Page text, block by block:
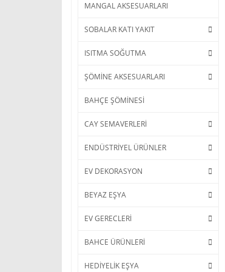
MANGAL AKSESUARLARI
SOBALAR KATI YAKIT
ISITMA SOĞUTMA
ŞÖMİNE AKSESUARLARI
BAHÇE ŞÖMİNESİ
CAY SEMAVERLERİ
ENDÜSTRİYEL ÜRÜNLER
EV DEKORASYON
BEYAZ EŞYA
EV GERECLERİ
BAHCE ÜRÜNLERİ
HEDİYELİK EŞYA